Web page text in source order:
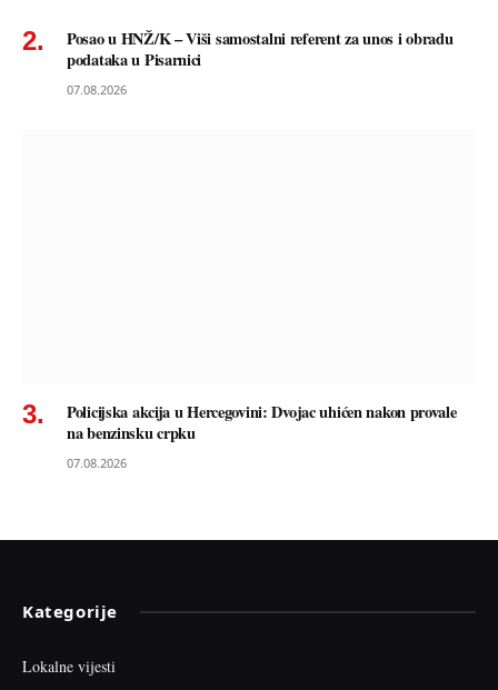
Posao u HNŽ/K – Viši samostalni referent za unos i obradu
podataka u Pisarnici
07.08.2026
Policijska akcija u Hercegovini: Dvojac uhićen nakon provale
na benzinsku crpku
07.08.2026
Kategorije
Lokalne vijesti